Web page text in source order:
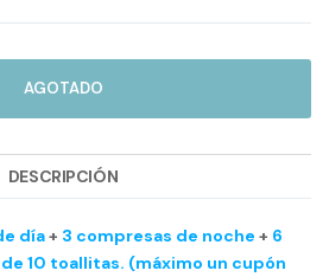
AGOTADO
DESCRIPCIÓN
día+ 3 compresas de noche + 6
10 toallitas. (máximo un cupón